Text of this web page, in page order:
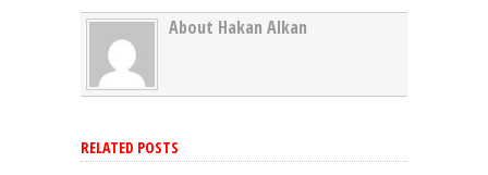
About Hakan Alkan
RELATED POSTS